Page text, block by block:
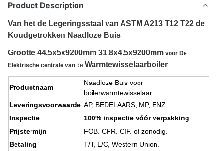
Product Description
Van het de Legeringsstaal van ASTM A213 T12 T22 de
Koudgetrokken Naadloze Buis
Grootte 44.5x5x9200mm 31.8x4.5x9200mm voor De
Elektrische centrale van de Warmtewisselaarboiler
Productnaam
Naadloze Buis voor
boilerwarmtewisselaar
Leveringsvoorwaarde AP, BEDELAARS, MP, ENZ.
Inspectie
100% inspectie vóór verpakking
Prijstermijn
FOB, CFR, CIF, of zonodig.
Betaling
T/T, L/C, Western Union.